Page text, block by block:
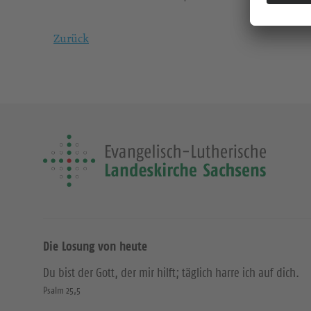
Zurück
Die Losung von heute
Du bist der Gott, der mir hilft; täglich harre ich auf dich.
Psalm 25,5